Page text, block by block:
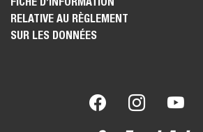
RELATIVE AU RÈGLEMENT
SUR LES DONNÉES